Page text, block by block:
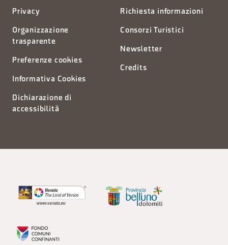
Privacy
Organizzazione
trasparente
Preferenze cookies
Informativa Cookies
Dichiarazione di
accessibilità
Richiesta informazioni
Consorzi Turistici
Newsletter
Credits